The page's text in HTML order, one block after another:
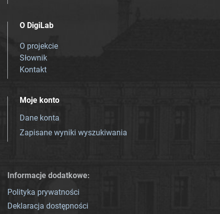
O DigiLab
O projekcie
Słownik
Kontakt
Moje konto
Dane konta
Zapisane wyniki wyszukiwania
Informacje dodatkowe:
Polityka prywatności
Deklaracja dostępności